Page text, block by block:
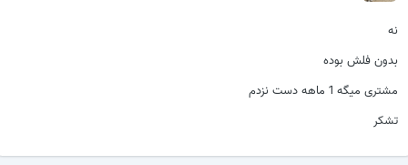
فلش بوده
میگه 1 ماهه دست نزدم